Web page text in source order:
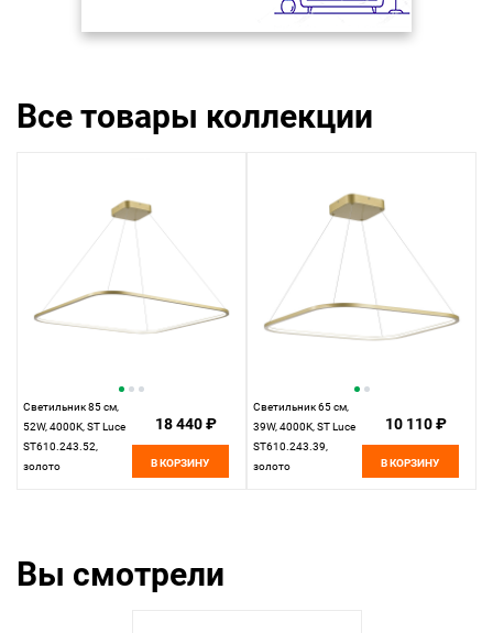
Все товары коллекции
Светильник 85 см,
52W, 4000K, ST Luce
ST610.243.52,
золото
18 440 ₽
В КОРЗИНУ
Светильник 65 см,
39W, 4000K, ST Luce
ST610.243.39,
золото
10 110 ₽
В КОРЗИНУ
Вы смотрели